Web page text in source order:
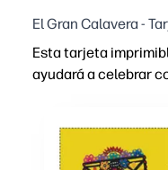
El Gran Calavera -
Esta tarjeta
ayudará a celebrar